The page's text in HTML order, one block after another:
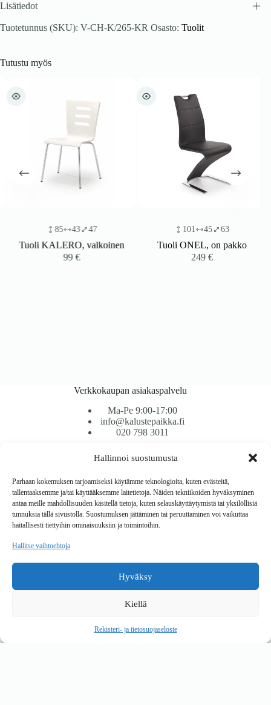
Hallinnoi suostumusta
Parhaan kokemuksen tarjoamiseksi käytämme teknologioita, kuten evästeitä,
tallentaaksemme ja/tai käyttääksemme laitetietoja. Näiden tekniikoiden hyväksyminen
antaa meille mahdollisuuden käsitellä tietoja, kuten selauskäyttäytymistä tai yksilöllisiä
tunnuksia tällä sivustolla. Suostumuksen jättäminen tai peruuttaminen voi vaikuttaa
haitallisesti tiettyihin ominaisuuksiin ja toimintoihin.
Hallitse vaihtoehtoja
Hyväksy
Kiellä
Rekisteri- ja tietosuojaseloste
Lisätiedot
Tuotetunnus (SKU): V-CH-K/265-KR Osasto: Tuolit
Tutustu myös
85 43 47
Tuoli KALERO, valkoinen
99€
101 45 63
Tuoli ONEL, on pakko
249€
Verkkokaupan asiakaspalvelu
Ma-Pe 9:00-17:00
info@kalustepaikka.fi
020 798 3011
Tavarantoimitus / Maksutavat
Toimitustavat
Maksutavat
Vaihto ja palautus
Reklamaatiot
Copyright © 2026 Kalustepaikka